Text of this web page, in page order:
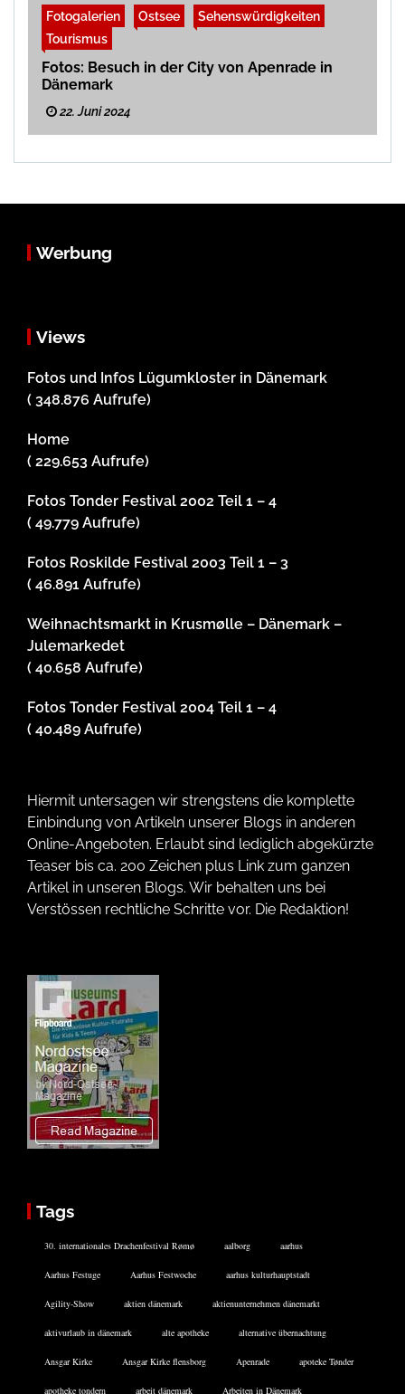
Fotogalerien Ostsee
Sehenswürdigkeiten
Tourismus
Fotos: Besuch in der City von Apenrade in
Dänemark
22. Juni 2024
Werbung
Views
Fotos und Infos Lügumkloster in Dänemark
( 348.876 Aufrufe)
Home
( 229.653 Aufrufe)
Fotos Tonder Festival 2002 Teil 1 – 4
( 49.779 Aufrufe)
Fotos Roskilde Festival 2003 Teil 1 – 3
( 46.891 Aufrufe)
Weihnachtsmarkt in Krusmølle – Dänemark –
Julemarkedet
( 40.658 Aufrufe)
Fotos Tonder Festival 2004 Teil 1 – 4
( 40.489 Aufrufe)
Hiermit untersagen wir strengstens die komplette
Einbindung von Artikeln unserer Blogs in anderen
Online-Angeboten. Erlaubt sind lediglich abgekürzte
Teaser bis ca. 200 Zeichen plus Link zum ganzen
Artikel in unseren Blogs. Wir behalten uns bei
Verstössen rechtliche Schritte vor. Die Redaktion!
Tags
30. internationales Drachenfestival Rømø aalborg aarhus
Aarhus Festuge Aarhus Festwoche aarhus kulturhauptstadt
Agility-Show aktien dänemark aktienunternehmen dänemarkt
aktivurlaub in dänemark alte apotheke alternative übernachtung
Ansgar Kirke Ansgar Kirke flensborg Apenrade apoteke Tønder
apotheke tondern arbeit dänemark Arbeiten in Dänemark